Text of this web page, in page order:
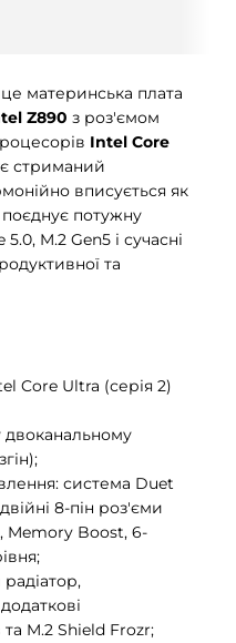
материнська плата
Z890 з роз'ємом
Intel Core
стриманий
вписується як
поєднує потужну
M.2 Gen5 і сучасні
та
Core Ultra (серія 2)
двоканальному
система Duet
8-пін роз'єми
Memory Boost, 6-
M.2 Shield Frozr;